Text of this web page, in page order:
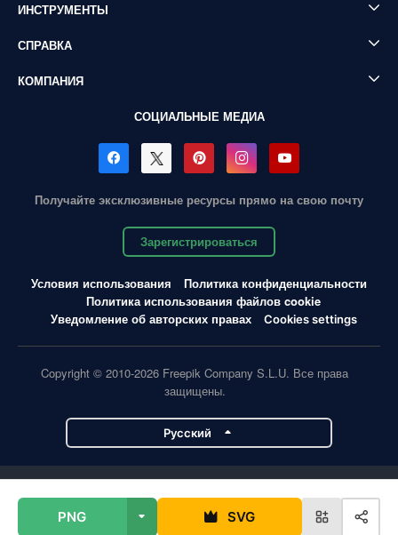
PNG SVG
ИНСТРУМЕНТЫ
СПРАВКА
КОМПАНИЯ
СОЦИАЛЬНЫЕ МЕДИА
Получайте эксклюзивные ресурсы прямо на свою почту
Зарегистрироваться
Условия использования
Политика конфиденциальности
Политика использования файлов cookie
Уведомление об авторских правах
Cookies settings
Copyright © 2010-2026 Freepik Company S.L.U. Все права
защищены.
Pусский
Flaticon Slidesgo